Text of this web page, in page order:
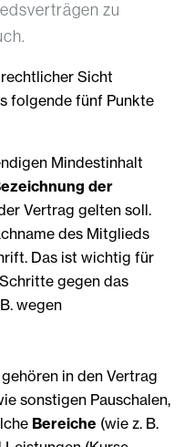
zu
Sicht
folgende fünf Punkte
Mindestinhalt
der
Vertrag gelten soll.
des Mitglieds
Das ist wichtig für
gegen das
wegen
in den Vertrag
sonstigen Pauschalen,
Bereiche (wie z. B.